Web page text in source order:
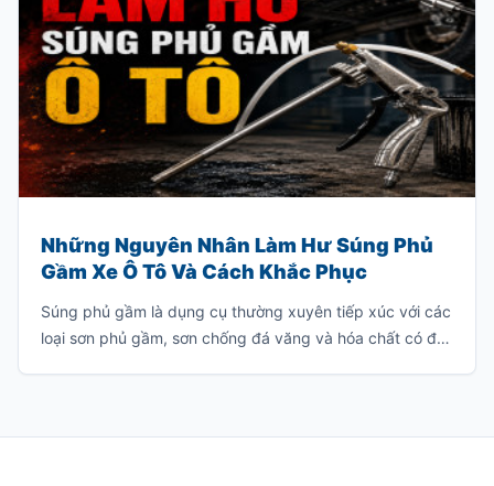
Những Nguyên Nhân Làm Hư Súng Phủ
Gầm Xe Ô Tô Và Cách Khắc Phục
Súng phủ gầm là dụng cụ thường xuyên tiếp xúc với các
loại sơn phủ gầm, sơn chống đá văng và hóa chất có độ